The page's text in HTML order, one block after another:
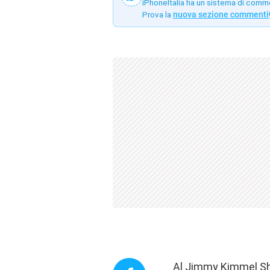
iPhoneItalia ha un sistema di
Prova la nuova sezione commenti!
Al Jimmy Kimmel